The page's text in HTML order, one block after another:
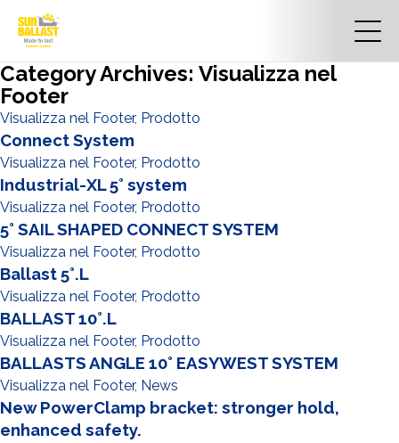
Category Archives: Visualizza nel
Footer
Visualizza nel Footer, Prodotto
Connect System
Visualizza nel Footer, Prodotto
Industrial-XL 5° system
Visualizza nel Footer, Prodotto
5° SAIL SHAPED CONNECT SYSTEM
Visualizza nel Footer, Prodotto
Ballast 5°.L
Visualizza nel Footer, Prodotto
BALLAST 10°.L
Visualizza nel Footer, Prodotto
BALLASTS ANGLE 10° EASYWEST SYSTEM
Visualizza nel Footer, News
New PowerClamp bracket: stronger hold,
enhanced safety.